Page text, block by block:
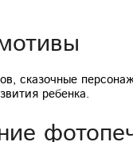
сказочные
ребенка.